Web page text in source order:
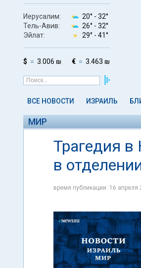
Иерусалим: 20° - 32°
Тель-Авив:
26° - 32°
Эйлат:
29° - 41°
$ 3.006 ₪ € 3.463 ₪
ВСЕ НОВОСТИ ИЗРАИЛЬ
МИР
Трагедия в
в
время публикации: 16 апреля